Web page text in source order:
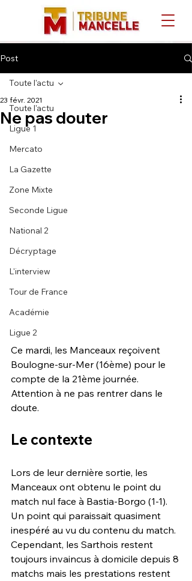
Post
Toute l'actu
Ligue 1
Mercato
La Gazette
Zone Mixte
Seconde Ligue
National 2
Décryptage
L'interview
Tour de France
Académie
Ligue 2
Toute l'actu
Ne pas douter
23 févr. 2021
Ce mardi, les Manceaux reçoivent
Boulogne-sur-Mer (16ème) pour le
compte de la 21ème journée.
Attention à ne pas rentrer dans le
doute.
Le contexte
Lors de leur dernière sortie, les
Manceaux ont obtenu le point du
match nul face à Bastia-Borgo (1-1).
Un point qui paraissait quasiment
inespéré au vu du contenu du match.
Cependant, les Sarthois restent
toujours invaincus à domicile depuis 8
matchs mais les prestations restent